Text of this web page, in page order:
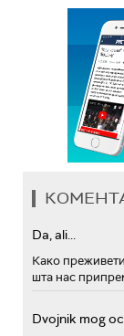
Da, ali...
Како
шта нас
Dvojnik mog